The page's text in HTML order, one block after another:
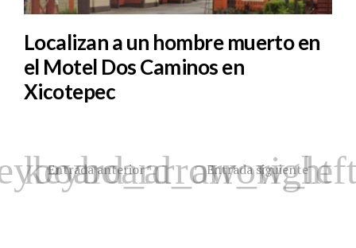
Localizan a un hombre muerto en
el Motel Dos Caminos en
Xicotepec
Entrada anterior Entrada siguiente